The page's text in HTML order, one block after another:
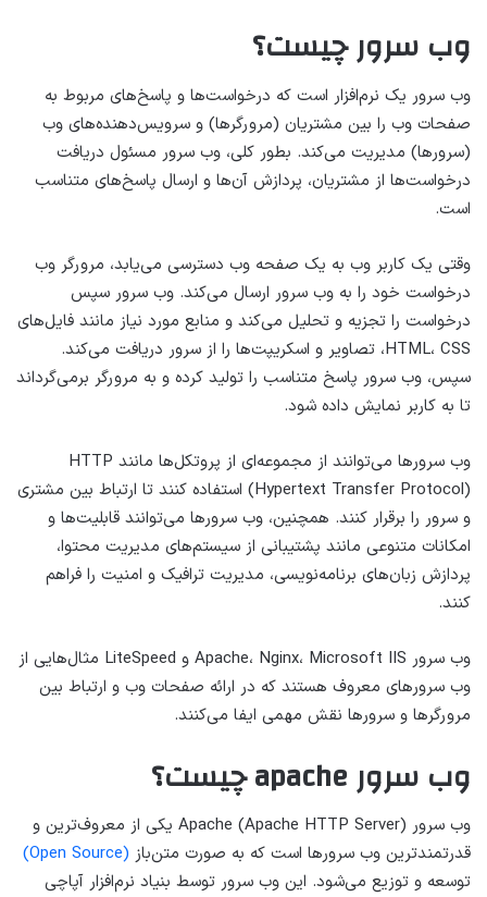
وب سرور چیست؟
وب سرور یک نرم‌افزار است که درخواست‌ها و پاسخ‌های مربوط به
صفحات وب را بین مشتریان (مرورگرها) و سرویس‌دهنده‌های وب
(سرورها) مدیریت می‌کند. بطور کلی، وب سرور مسئول دریافت
درخواست‌ها از مشتریان، پردازش آن‌ها و ارسال پاسخ‌های متناسب
است.
وقتی یک کاربر وب به یک صفحه وب دسترسی می‌یابد، مرورگر وب
درخواست خود را به وب سرور ارسال می‌کند. وب سرور سپس
درخواست را تجزیه و تحلیل می‌کند و منابع مورد نیاز مانند فایل‌های
HTML، CSS، تصاویر و اسکریپت‌ها را از سرور دریافت می‌کند.
سپس، وب سرور پاسخ متناسب را تولید کرده و به مرورگر برمی‌گرداند
تا به کاربر نمایش داده شود.
وب سرورها می‌توانند از مجموعه‌ای از پروتکل‌ها مانند HTTP
(Hypertext Transfer Protocol) استفاده کنند تا ارتباط بین مشتری
و سرور را برقرار کنند. همچنین، وب سرورها می‌توانند قابلیت‌ها و
امکانات متنوعی مانند پشتیبانی از سیستم‌های مدیریت محتوا،
پردازش زبان‌های برنامه‌نویسی، مدیریت ترافیک و امنیت را فراهم
کنند.
وب سرور Apache، Nginx، Microsoft IIS و LiteSpeed مثال‌هایی از
وب سرورهای معروف هستند که در ارائه صفحات وب و ارتباط بین
مرورگرها و سرورها نقش مهمی ایفا می‌کنند.
وب سرور apache چیست؟
وب سرور Apache (Apache HTTP Server) یکی از معروف‌ترین و
قدرتمندترین وب سرورها است که به صورت متن‌باز (Open Source)
توسعه و توزیع می‌شود. این وب سرور توسط بنیاد نرم‌افزار آپاچی